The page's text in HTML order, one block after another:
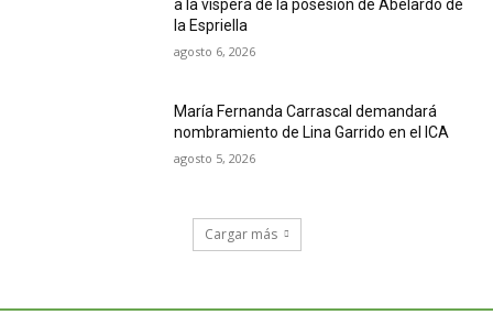
a la víspera de la posesión de Abelardo de
la Espriella
agosto 6, 2026
María Fernanda Carrascal demandará
nombramiento de Lina Garrido en el ICA
agosto 5, 2026
Cargar más